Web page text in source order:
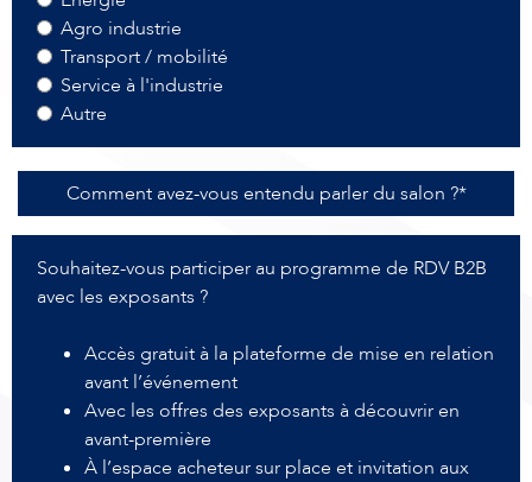
Agro industrie
Transport / mobilité
Service à l'industrie
Autre
Comment avez-vous entendu parler du salon ?*
Souhaitez-vous participer au programme de RDV B2B
avec les exposants ?
Accès gratuit à la plateforme de mise en relation
avant l’événement
Avec les offres des exposants à découvrir en
avant-première
À l’espace acheteur sur place et invitation aux